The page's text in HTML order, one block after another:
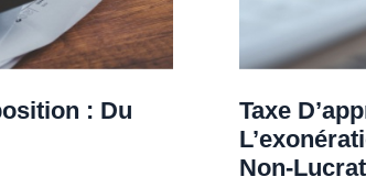
: Du
Taxe
Non-